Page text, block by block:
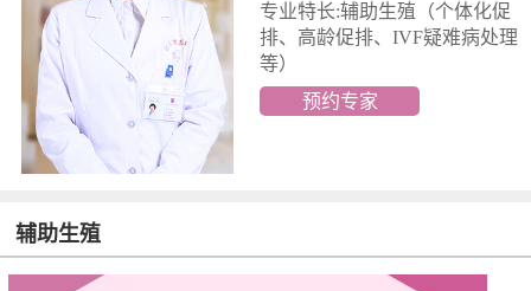
专业特长:辅助生殖 （个体化促
排、高龄促排、IVF疑难病处理
等）
预约专家
辅助生殖